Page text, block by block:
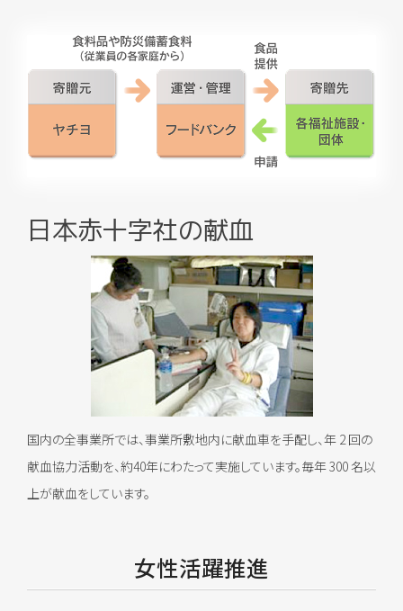
日本赤十字社の献血
国内の全事業所では、事業所敷地内に献血車を手配し、年 2 回の
献血協力活動を、約40年にわたって実施しています。毎年 300 名以
上が献血をしています。
女性活躍推進